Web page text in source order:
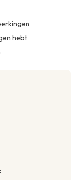
hebt